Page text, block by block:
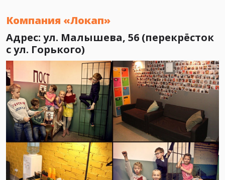
Компания «Локап»
Адрес: ул. Малышева, 56 (перекрёсток
с ул. Горького)